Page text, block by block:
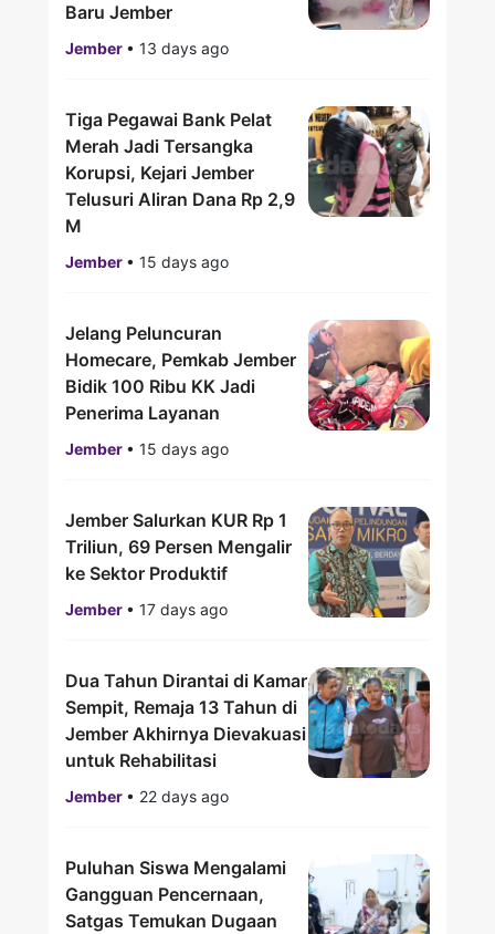
Baru Jember
Jember • 13 days ago
Tiga Pegawai Bank Pelat
Merah Jadi Tersangka
Korupsi, Kejari Jember
Telusuri Aliran Dana Rp 2,9
M
Jember • 15 days ago
Jelang Peluncuran
Homecare, Pemkab Jember
Bidik 100 Ribu KK Jadi
Penerima Layanan
Jember • 15 days ago
Jember Salurkan KUR Rp 1
Triliun, 69 Persen Mengalir
ke Sektor Produktif
Jember • 17 days ago
Dua Tahun Dirantai di Kamar
Sempit, Remaja 13 Tahun di
Jember Akhirnya Dievakuasi
untuk Rehabilitasi
Jember • 22 days ago
Puluhan Siswa Mengalami
Gangguan Pencernaan,
Satgas Temukan Dugaan